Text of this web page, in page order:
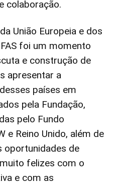
colaboração.
União Europeia e dos
foi um momento
e construção de
apresentar a
países em
pela Fundação,
pelo Fundo
e Reino Unido, além de
oportunidades de
felizes com o
e com as